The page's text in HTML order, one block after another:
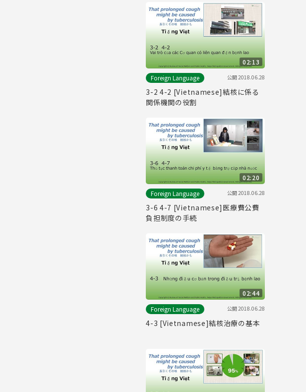
02:13
Foreign Language
公開2018.06.28
3-2 4-2 [Vietnamese]結核に係る
関係機関の役割
02:20
Foreign Language
公開2018.06.28
3-6 4-7 [Vietnamese]医療費公費
負担制度の手続
02:44
Foreign Language
公開2018.06.28
4-3 [Vietnamese]結核治療の基本